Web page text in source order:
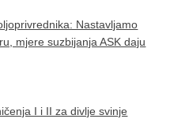
Nastavljamo
mjere suzbijanja ASK daju
I i II za divlje svinje